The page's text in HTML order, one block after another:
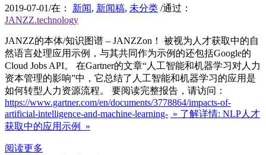
2019-07-01/在： 新闻, 新闻稿, 未分类 /通过：
JANZZ.technology
JANZZ的本体/知识图谱 – JANZZon！ 被视为人才获取中的自
然语言处理应用示例，与其共同作为示例的还包括Google的
Cloud Jobs API。 在Gartner的文章“人工智能和机器学习对人力
资本管理的影响”中，它总结了人工智能和机器学习的应用是
如何转型人力资源流程。 要阅读完整报告，请访问：
https://www.gartner.com/en/documents/3778864/impacts-of-
artificial-intelligence-and-machine-learning- » 了解详情: NLP人才
获取中的应用示例 »
阅读更多